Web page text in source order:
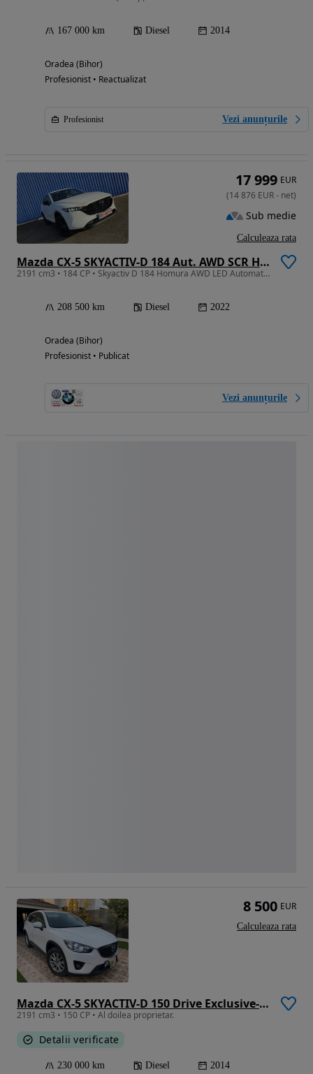
167 000 km Diesel 2014
Oradea (Bihor)
Profesionist • Reactualizat
Profesionist Vezi anunțurile
Mazda CX-5 SKYACTIV-D 184 Aut. AWD SCR HOMURA
2191 cm3 • 184 CP • Skyactiv D 184 Homura AWD LED Automat Cam360° ACC BOSE TVA21% Garantie
208 500 km Diesel 2022
Oradea (Bihor)
Profesionist • Publicat
Vezi anunțurile
17 999 EUR
(14 876 EUR- net)
Sub medie
Calculeaza rata
Mazda CX-5 SKYACTIV-D 150 Drive Exclusive-Line
2191 cm3 • 150 CP • Al doilea proprietar.
Detalii verificate
230 000 km Diesel 2014
8 500 EUR
Calculeaza rata